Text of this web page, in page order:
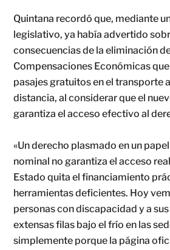
Quintana recordó que, mediante
legislativo, ya había advertido
consecuencias de la eliminación
Compensaciones Económicas
pasajes gratuitos en el transporte
distancia, al considerar que el
garantiza el acceso efectivo al
«Un derecho plasmado en un
nominal no garantiza el acceso
Estado quita el financiamiento
herramientas deficientes. Hoy
personas con discapacidad y a
extensas filas bajo el frío en las
simplemente porque la página